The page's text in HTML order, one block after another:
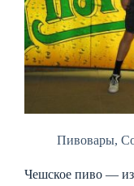
Пивовары,
Чешское пиво —